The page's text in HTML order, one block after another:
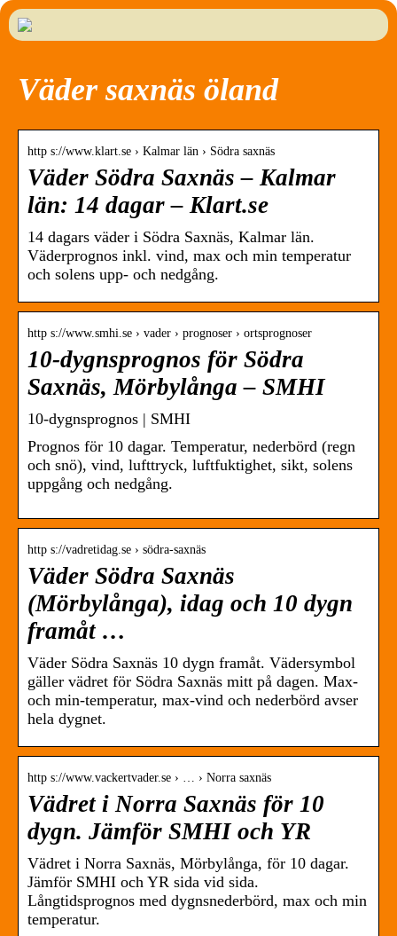
Väder saxnäs öland
http s://www.klart.se › Kalmar län › Södra saxnäs
Väder Södra Saxnäs – Kalmar
län: 14 dagar – Klart.se
14 dagars väder i Södra Saxnäs, Kalmar län.
Väderprognos inkl. vind, max och min temperatur
och solens upp- och nedgång.
http s://www.smhi.se › vader › prognoser › ortsprognoser
10-dygnsprognos för Södra
Saxnäs, Mörbylånga – SMHI
10-dygnsprognos | SMHI
Prognos för 10 dagar. Temperatur, nederbörd (regn
och snö), vind, lufttryck, luftfuktighet, sikt, solens
uppgång och nedgång.
http s://vadretidag.se › södra-saxnäs
Väder Södra Saxnäs
(Mörbylånga), idag och 10 dygn
framåt …
Väder Södra Saxnäs 10 dygn framåt. Vädersymbol
gäller vädret för Södra Saxnäs mitt på dagen. Max-
och min-temperatur, max-vind och nederbörd avser
hela dygnet.
http s://www.vackertvader.se › … › Norra saxnäs
Vädret i Norra Saxnäs för 10
dygn. Jämför SMHI och YR
Vädret i Norra Saxnäs, Mörbylånga, för 10 dagar.
Jämför SMHI och YR sida vid sida.
Långtidsprognos med dygnsnederbörd, max och min
temperatur.